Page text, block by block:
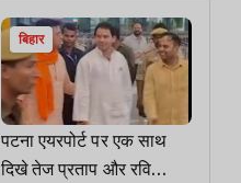
बिहार
पटना एयरपोर्ट पर एक साथ
दिखे तेज प्रताप और रवि